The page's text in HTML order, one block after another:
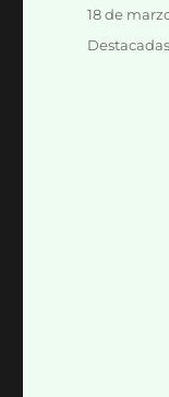
Publicado
18 de
Categorías
Destacadas